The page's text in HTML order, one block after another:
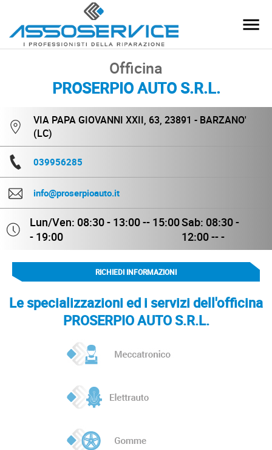
Officina
PROSERPIO AUTO S.R.L.
VIA PAPA GIOVANNI XXII, 63, 23891 - BARZANO'
(LC)
039956285
info@proserpioauto.it
Lun/Ven: 08:30 - 13:00 -- 15:00
- 19:00
Sab: 08:30 -
12:00 -- -
RICHIEDI INFORMAZIONI
Le specializzazioni ed i servizi dell'officina
PROSERPIO AUTO S.R.L.